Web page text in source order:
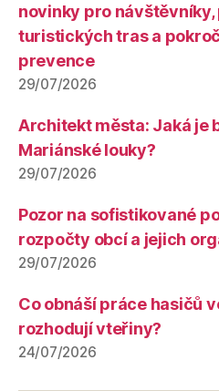
novinky pro
turistických tras a
prevence
29/07/2026
Architekt města: Jaká je
Mariánské louky?
29/07/2026
Pozor na sofistikované
rozpočty obcí a jejich
29/07/2026
Co obnáší práce hasičů
rozhodují vteřiny?
24/07/2026